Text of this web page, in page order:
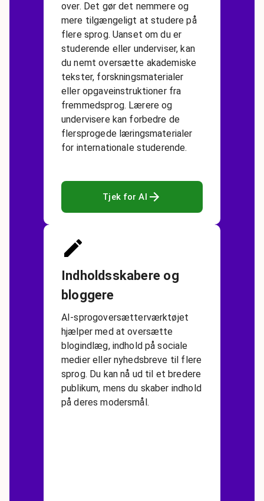
over. Det gør det nemmere og
mere tilgængeligt at studere på
flere sprog. Uanset om du er
studerende eller underviser, kan
du nemt oversætte akademiske
tekster, forskningsmaterialer
eller opgaveinstruktioner fra
fremmedsprog. Lærere og
undervisere kan forbedre de
flersprogede læringsmaterialer
for internationale studerende.
Tjek for AI
Indholdsskabere og
bloggere
AI-sprogoversætterværktøjet
hjælper med at oversætte
blogindlæg, indhold på sociale
medier eller nyhedsbreve til flere
sprog. Du kan nå ud til et bredere
publikum, mens du skaber indhold
på deres modersmål.